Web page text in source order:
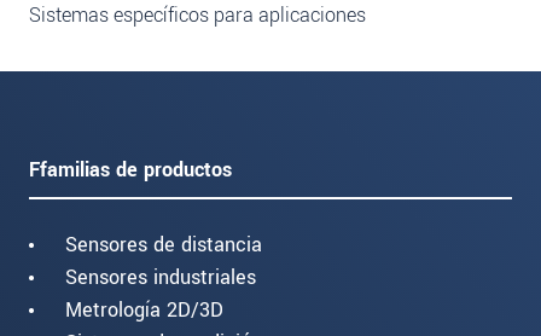
Sistemas específicos para aplicaciones
Ffamilias de productos
Sensores de distancia
Sensores industriales
Metrología 2D/3D